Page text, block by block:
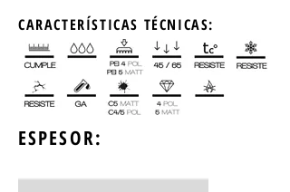
CARACTERÍSTICAS TÉCNICAS:
ESPESOR: